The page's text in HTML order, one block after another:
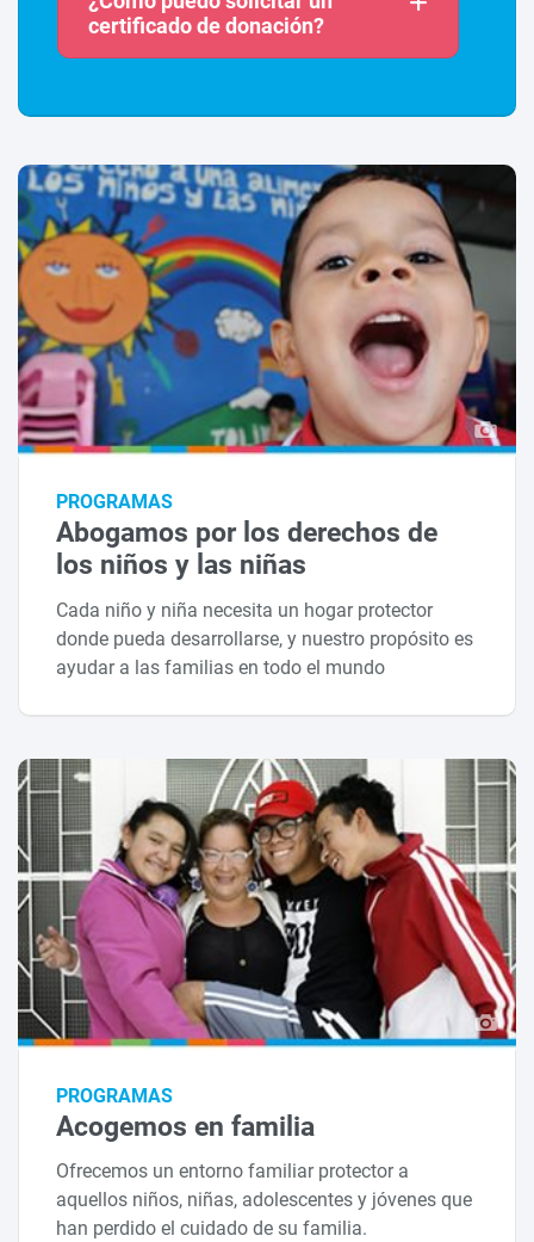
certificado de donación?
PROGRAMAS
Abogamos por los derechos de
los niños y las niñas
Cada niño y niña necesita un hogar protector
donde pueda desarrollarse, y nuestro propósito es
ayudar a las familias en todo el mundo
PROGRAMAS
Acogemos en familia
Ofrecemos un entorno familiar protector a
aquellos niños, niñas, adolescentes y jóvenes que
han perdido el cuidado de su familia.